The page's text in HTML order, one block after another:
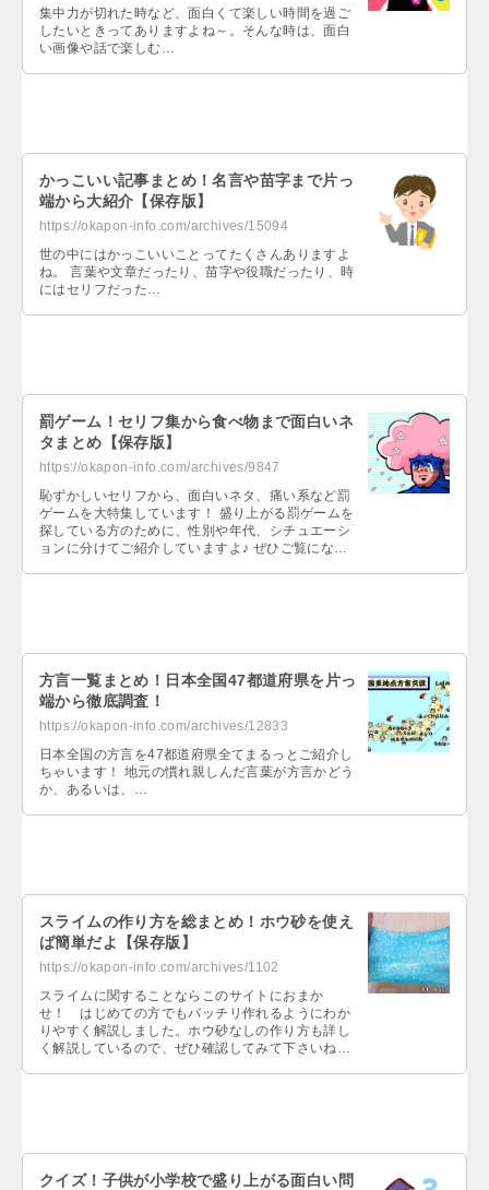
集中力が切れた時など、面白くて楽しい時間を過ご
したいときってありますよね～。そんな時は、面白
い画像や話で楽しむ…
かっこいい記事まとめ！名言や苗字まで片っ
端から大紹介【保存版】
https://okapon-info.com/archives/15094
世の中にはかっこいいことってたくさんありますよ
ね。 言葉や文章だったり、苗字や役職だったり、時
にはセリフだった…
罰ゲーム！セリフ集から食べ物まで面白いネ
タまとめ【保存版】
https://okapon-info.com/archives/9847
恥ずかしいセリフから、面白いネタ、痛い系など罰
ゲームを大特集しています！ 盛り上がる罰ゲームを
探している方のために、性別や年代、シチュエーシ
ョンに分けてご紹介していますよ♪ ぜひご覧になっ
方言一覧まとめ！日本全国47都道府県を片っ
端から徹底調査！
https://okapon-info.com/archives/12833
日本全国の方言を47都道府県全てまるっとご紹介し
ちゃいます！ 地元の慣れ親しんだ言葉が方言かどう
か、あるいは、…
スライムの作り方を総まとめ！ホウ砂を使え
ば簡単だよ【保存版】
https://okapon-info.com/archives/1102
スライムに関することならこのサイトにおまか
せ！ はじめての方でもバッチリ作れるようにわか
りやすく解説しました。ホウ砂なしの作り方も詳し
く解説しているので、ぜひ確認してみて下さいね
クイズ！子供が小学校で盛り上がる面白い問